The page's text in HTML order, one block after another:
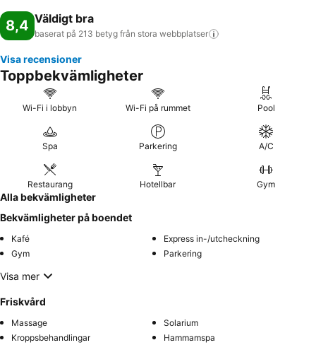
8,4 Väldigt bra
baserat på 213 betyg från stora webbplatser
Visa recensioner
Toppbekvämligheter
Wi-Fi i lobbyn Wi-Fi på rummet Pool
Spa Parkering A/C
Restaurang Hotellbar Gym
Alla bekvämligheter
Bekvämligheter på boendet
Kafé
Express in-/utcheckning
Gym
Parkering
Visa mer
Friskvård
Massage
Solarium
Kroppsbehandlingar
Hammamspa